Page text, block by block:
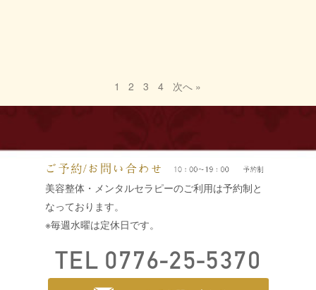
1 2 3 4 次へ »
美容整体・メンタルセラピーのご利用は予約制と
なっております。
※毎週水曜は定休日です。